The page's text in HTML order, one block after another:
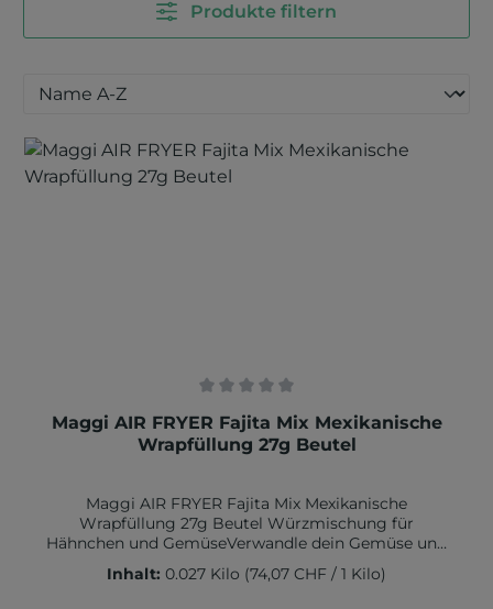
Produkte filtern
Durchschnittliche Bewertung von 0 von 5 Sternen
Maggi AIR FRYER Fajita Mix Mexikanische
Wrapfüllung 27g Beutel
Maggi AIR FRYER Fajita Mix Mexikanische
Wrapfüllung 27g Beutel Würzmischung für
Hähnchen und GemüseVerwandle dein Gemüse und
Hähnchen in eine mexikanische
Geschmacksexplosion – mit dem Maggi Airfryer
Inhalt: 0.027 Kilo (74,07 CHF / 1 Kilo)